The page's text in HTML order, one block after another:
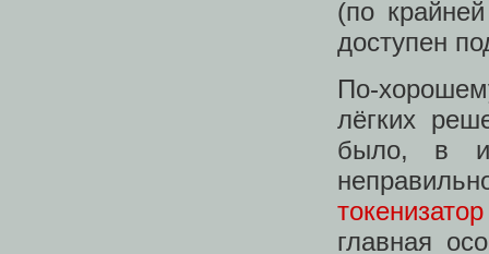
(по
доступен
По-
лёгких
было, в
главная